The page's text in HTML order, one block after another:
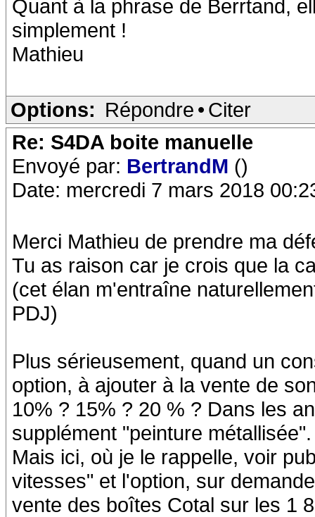
Quant à la phrase de Berrtand,
simplement !
Mathieu
Options: Répondre • Citer
Re: S4DA boite manuelle
Envoyé par: BertrandM ()
Date: mercredi 7 mars 2018
Merci Mathieu de prendre ma
Tu as raison car je crois que la
(cet élan m'entraîne
PDJ)
Plus sérieusement, quand un
option, à ajouter à la vente de
10% ? 15% ? 20 % ? Dans les
supplément "peinture métallisée".
Mais ici, où je le rappelle, voir
vitesses" et l'option, sur
vente des boîtes Cotal sur les 1